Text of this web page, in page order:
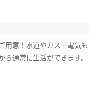
用意！水道やガス・電気も
ら通常に生活ができます。